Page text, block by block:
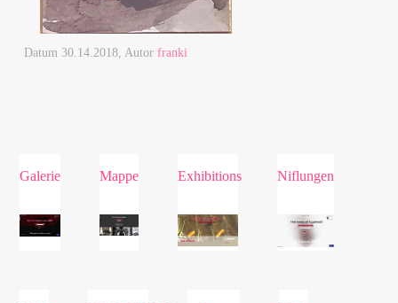
Datum30.14.2018, Autorfranki
Galerie Mappe Exhibitions Niflungen